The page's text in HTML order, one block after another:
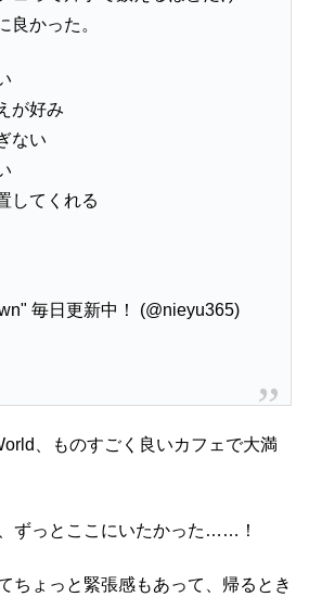
良かった。
が好み
ない
してくれる
毎日更新中！ (@nieyu365)
、ものすごく良いカフェで大満
ずっとここにいたかった……！
ちょっと緊張感もあって、帰るとき